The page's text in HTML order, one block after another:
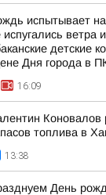
испытывает
испугались ветра
детские
Дня города в
16:09
Коновалов
топлива в
13:38
День